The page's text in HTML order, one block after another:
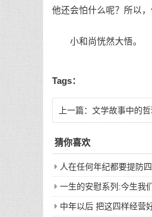
他还会怕什么呢？所以
小和尚恍然大悟。
Tags：
上一篇： 文学故事中的
猜你喜欢
人在任何年纪都要提防
一生的安慰系列:今生我
中年以后 把这四样经营